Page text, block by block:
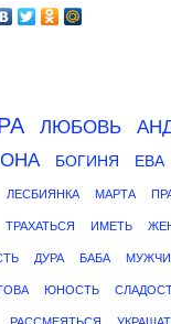
ЛЮБОВЬ
ОНА БОГИНЯ ЕВА
ЛЕСБИЯНКА МАРТА
ТРАХАТЬСЯ ИМЕТЬ
ДУРА БАБА
ЮНОСТЬ